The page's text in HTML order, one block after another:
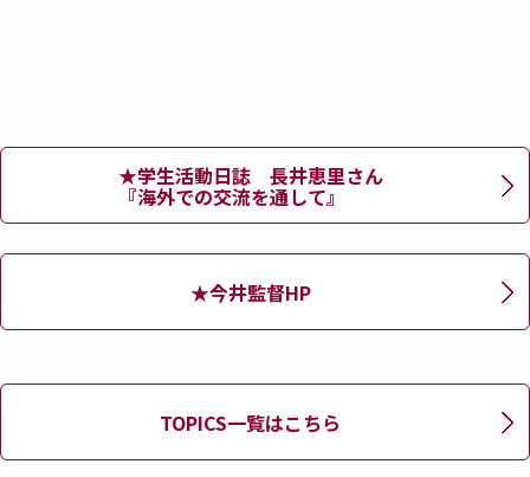
★学生活動日誌 長井恵里さん
『海外での交流を通して』
★今井監督HP
TOPICS一覧はこちら